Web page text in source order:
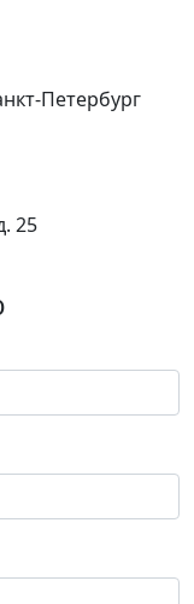
Петербург
25